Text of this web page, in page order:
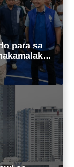
para sa